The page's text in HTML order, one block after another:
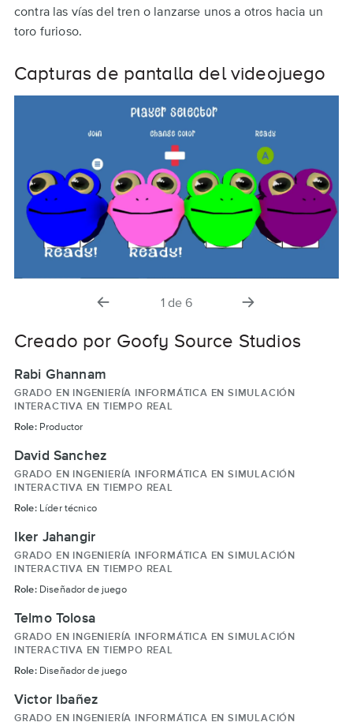
contra las vías del tren o lanzarse unos a otros hacia un
toro furioso.
Capturas de pantalla del videojuego
1 de 6
Creado por Goofy Source Studios
Rabi Ghannam
GRADO EN INGENIERÍA INFORMÁTICA EN SIMULACIÓN
INTERACTIVA EN TIEMPO REAL
Role:Productor
David Sanchez
GRADO EN INGENIERÍA INFORMÁTICA EN SIMULACIÓN
INTERACTIVA EN TIEMPO REAL
Role:Líder técnico
Iker Jahangir
GRADO EN INGENIERÍA INFORMÁTICA EN SIMULACIÓN
INTERACTIVA EN TIEMPO REAL
Role:Diseñador de juego
Telmo Tolosa
GRADO EN INGENIERÍA INFORMÁTICA EN SIMULACIÓN
INTERACTIVA EN TIEMPO REAL
Role:Diseñador de juego
Victor Ibañez
GRADO EN INGENIERÍA INFORMÁTICA EN SIMULACIÓN